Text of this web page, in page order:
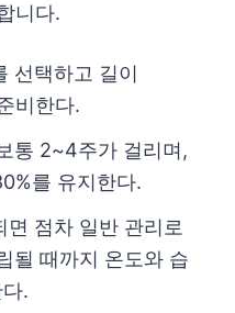
니다.
선택하고 길이
비한다.
통 2~4주가 걸리며,
를 유지한다.
점차 일반 관리로
될 때까지 온도와 습
.